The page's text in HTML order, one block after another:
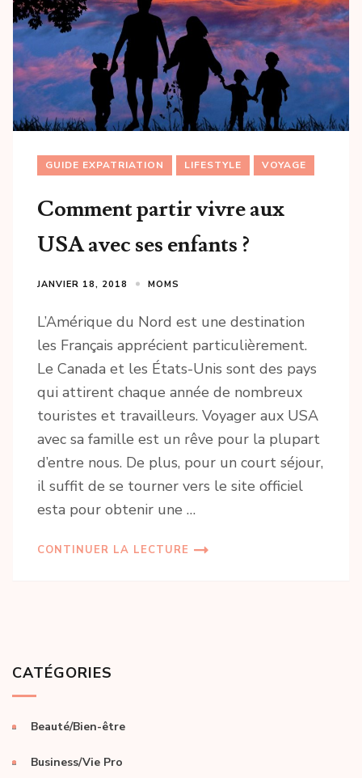
GUIDE EXPATRIATION LIFESTYLE VOYAGE
Comment partir vivre aux
USA avec ses enfants ?
JANVIER 18, 2018 MOMS
L’Amérique du Nord est une destination
les Français apprécient particulièrement.
Le Canada et les États-Unis sont des pays
qui attirent chaque année de nombreux
touristes et travailleurs. Voyager aux USA
avec sa famille est un rêve pour la plupart
d’entre nous. De plus, pour un court séjour,
il suffit de se tourner vers le site officiel
esta pour obtenir une …
CONTINUER LA LECTURE
CATÉGORIES
Beauté/Bien-être
Business/Vie Pro